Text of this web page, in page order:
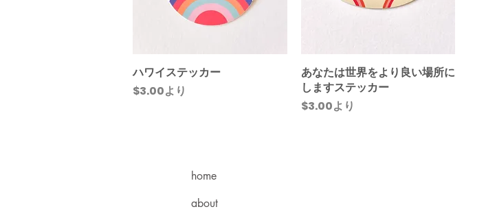
クイックビュー
ハワイステッカー
$3.00より
セール価格
クイックビュー
あなたは世界をより良い場所に
しますステッカー
$3.00より
セール価格
home
about